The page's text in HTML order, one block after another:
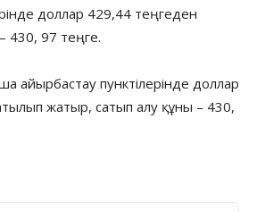
доллар 429,44 теңгеден
430, 97 теңге.
айырбастау пунктілерінде доллар
жатыр, сатып алу құны – 430,